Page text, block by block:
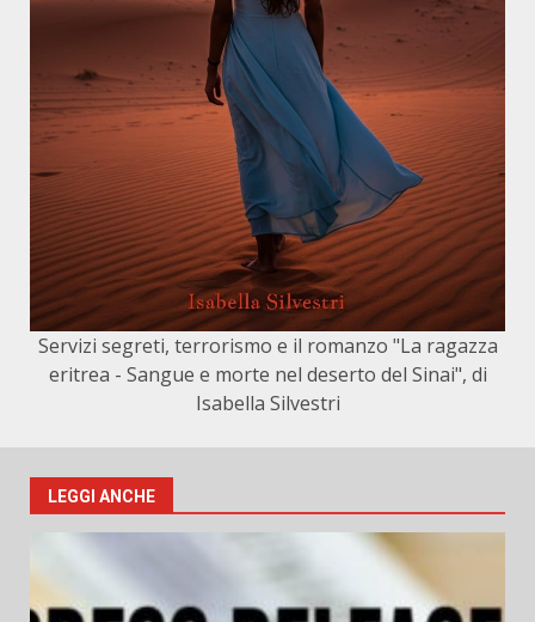
Servizi segreti, terrorismo e il romanzo "La ragazza
eritrea - Sangue e morte nel deserto del Sinai", di
Isabella Silvestri
LEGGI ANCHE